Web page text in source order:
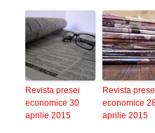
Revista presei
economice 30
aprilie 2015
Revista
economice
aprilie 2015